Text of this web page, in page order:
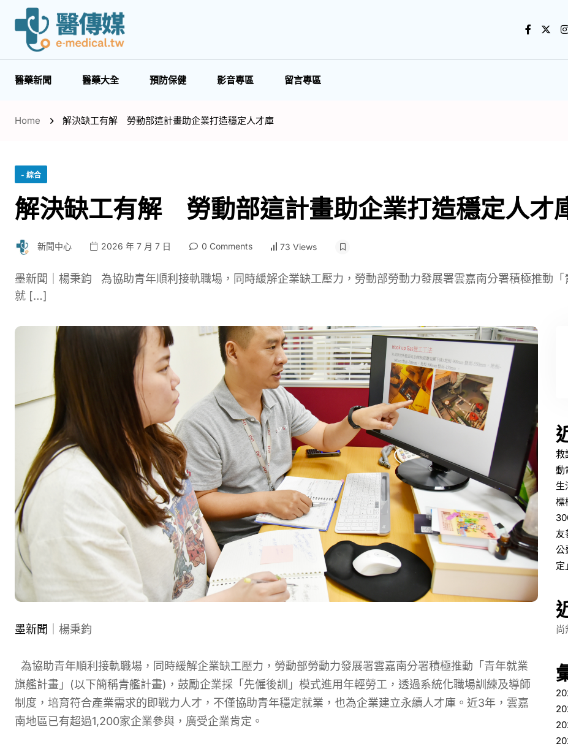
醫藥新聞 醫藥大全 預防保健 影音專區 留言專區
Home 解決缺工有解 勞動部這計畫助企業打造穩定人才庫
- 綜合
解決缺工有解 勞動部這計畫助企業打造穩定人才
新聞中心 2026 年 7 月 7 日 0 Comments 73 Views
墨新聞｜楊秉鈞 為協助青年順利接軌職場，同時緩解企業缺工壓力，勞動部勞動力發展署雲嘉南分署積極推動「
就 […]
墨新聞 ｜楊秉鈞
為協助青年順利接軌職場，同時緩解企業缺工壓力，勞動部勞動力發展署雲嘉南分署積極推動「青年就業
旗艦計畫」(以下簡稱青艦計畫)，鼓勵企業採「先僱後訓」模式進用年輕勞工，透過系統化職場訓練及導師
制度，培育符合產業需求的即戰力人才，不僅協助青年穩定就業，也為企業建立永續人才庫。近3年，雲嘉
南地區已有超過1,200家企業參與，廣受企業肯定。
救
動
生
標
友
公
定」
尚